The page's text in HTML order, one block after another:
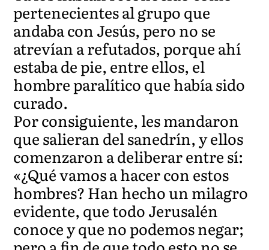
pertenecientes al grupo que
andaba con Jesús, pero no se
atrevían a refutados, porque ahí
estaba de pie, entre ellos, el
hombre paralítico que había sido
curado.
Por consiguiente, les mandaron
que salieran del sanedrín, y ellos
comenzaron a deliberar entre sí:
«¿Qué vamos a hacer con estos
hombres? Han hecho un milagro
evidente, que todo Jerusalén
conoce y que no podemos negar;